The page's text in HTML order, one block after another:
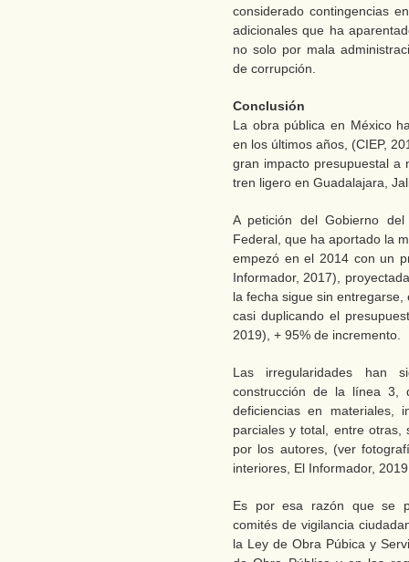
considerado contingencias
adicionales que ha
no solo por mala
de corrupción.
Conclusión
La obra pública en México
en los últimos años, (CIEP,
gran impacto presupuestal
tren ligero en Guadalajara,
A petición del Gobierno
Federal, que ha aportado la
empezó en el 2014 con un
Informador, 2017),
la fecha sigue sin
casi duplicando el
2019), + 95% de incremento.
Las irregularidades han
construcción de la línea 3,
deficiencias en materiales,
parciales y total, entre otras,
por los autores, (ver
interiores, El Informador,
Es por esa razón que se
comités de vigilancia
la Ley de Obra Púbica y